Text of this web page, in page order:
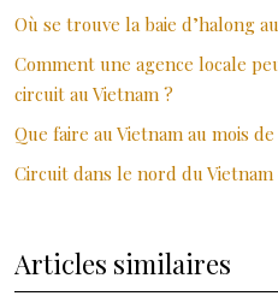
Où se trouve la baie d’halong
Comment une agence locale
circuit au Vietnam ?
Que faire au Vietnam au mois
Circuit dans le nord du Vietnam
Articles similaires